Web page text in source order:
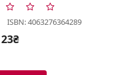
ISBN: 4063276364289
23₴